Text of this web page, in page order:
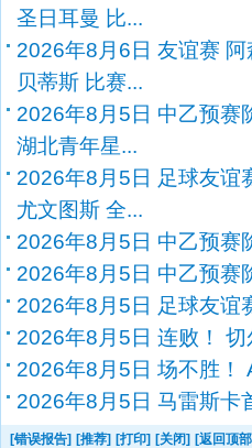
圣日耳曼 比...
2026年8月6日 友谊赛
贝蒂斯 比赛...
2026年8月5日 中乙预赛
湖北青年星...
2026年8月5日 足球友谊
尤文图斯 全...
2026年8月5日 中乙预赛
2026年8月5日 中乙预赛
2026年8月5日 足球友谊
2026年8月5日 连败！
2026年8月5日 场不胜！
2026年8月5日 马雷斯卡
[错误报告] [推荐] [打印] [关闭] [返回顶